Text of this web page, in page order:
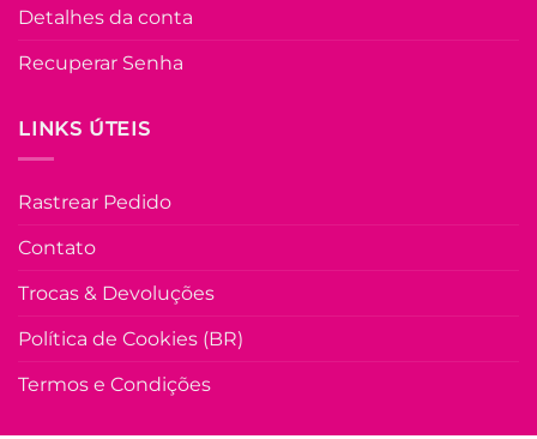
Detalhes da conta
Recuperar Senha
LINKS ÚTEIS
Rastrear Pedido
Contato
Trocas & Devoluções
Política de Cookies (BR)
Termos e Condições